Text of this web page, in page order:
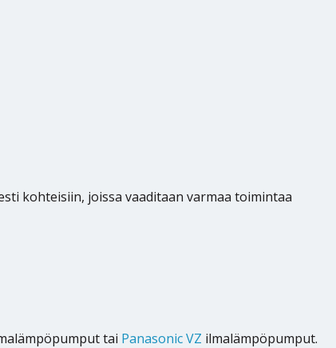
kohteisiin, joissa vaaditaan varmaa toimintaa
tai Panasonic VZ ilmalämpöpumput.